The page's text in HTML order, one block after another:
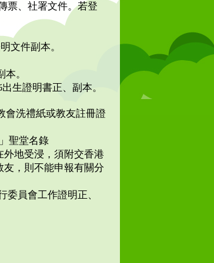
票、社署文件。若登
文件副本。
。
生證明書正、副本。
洗禮紙或教友註冊證
聖堂名錄
地受浸，須附交香港
，則不能申報有關分
員會工作證明正、